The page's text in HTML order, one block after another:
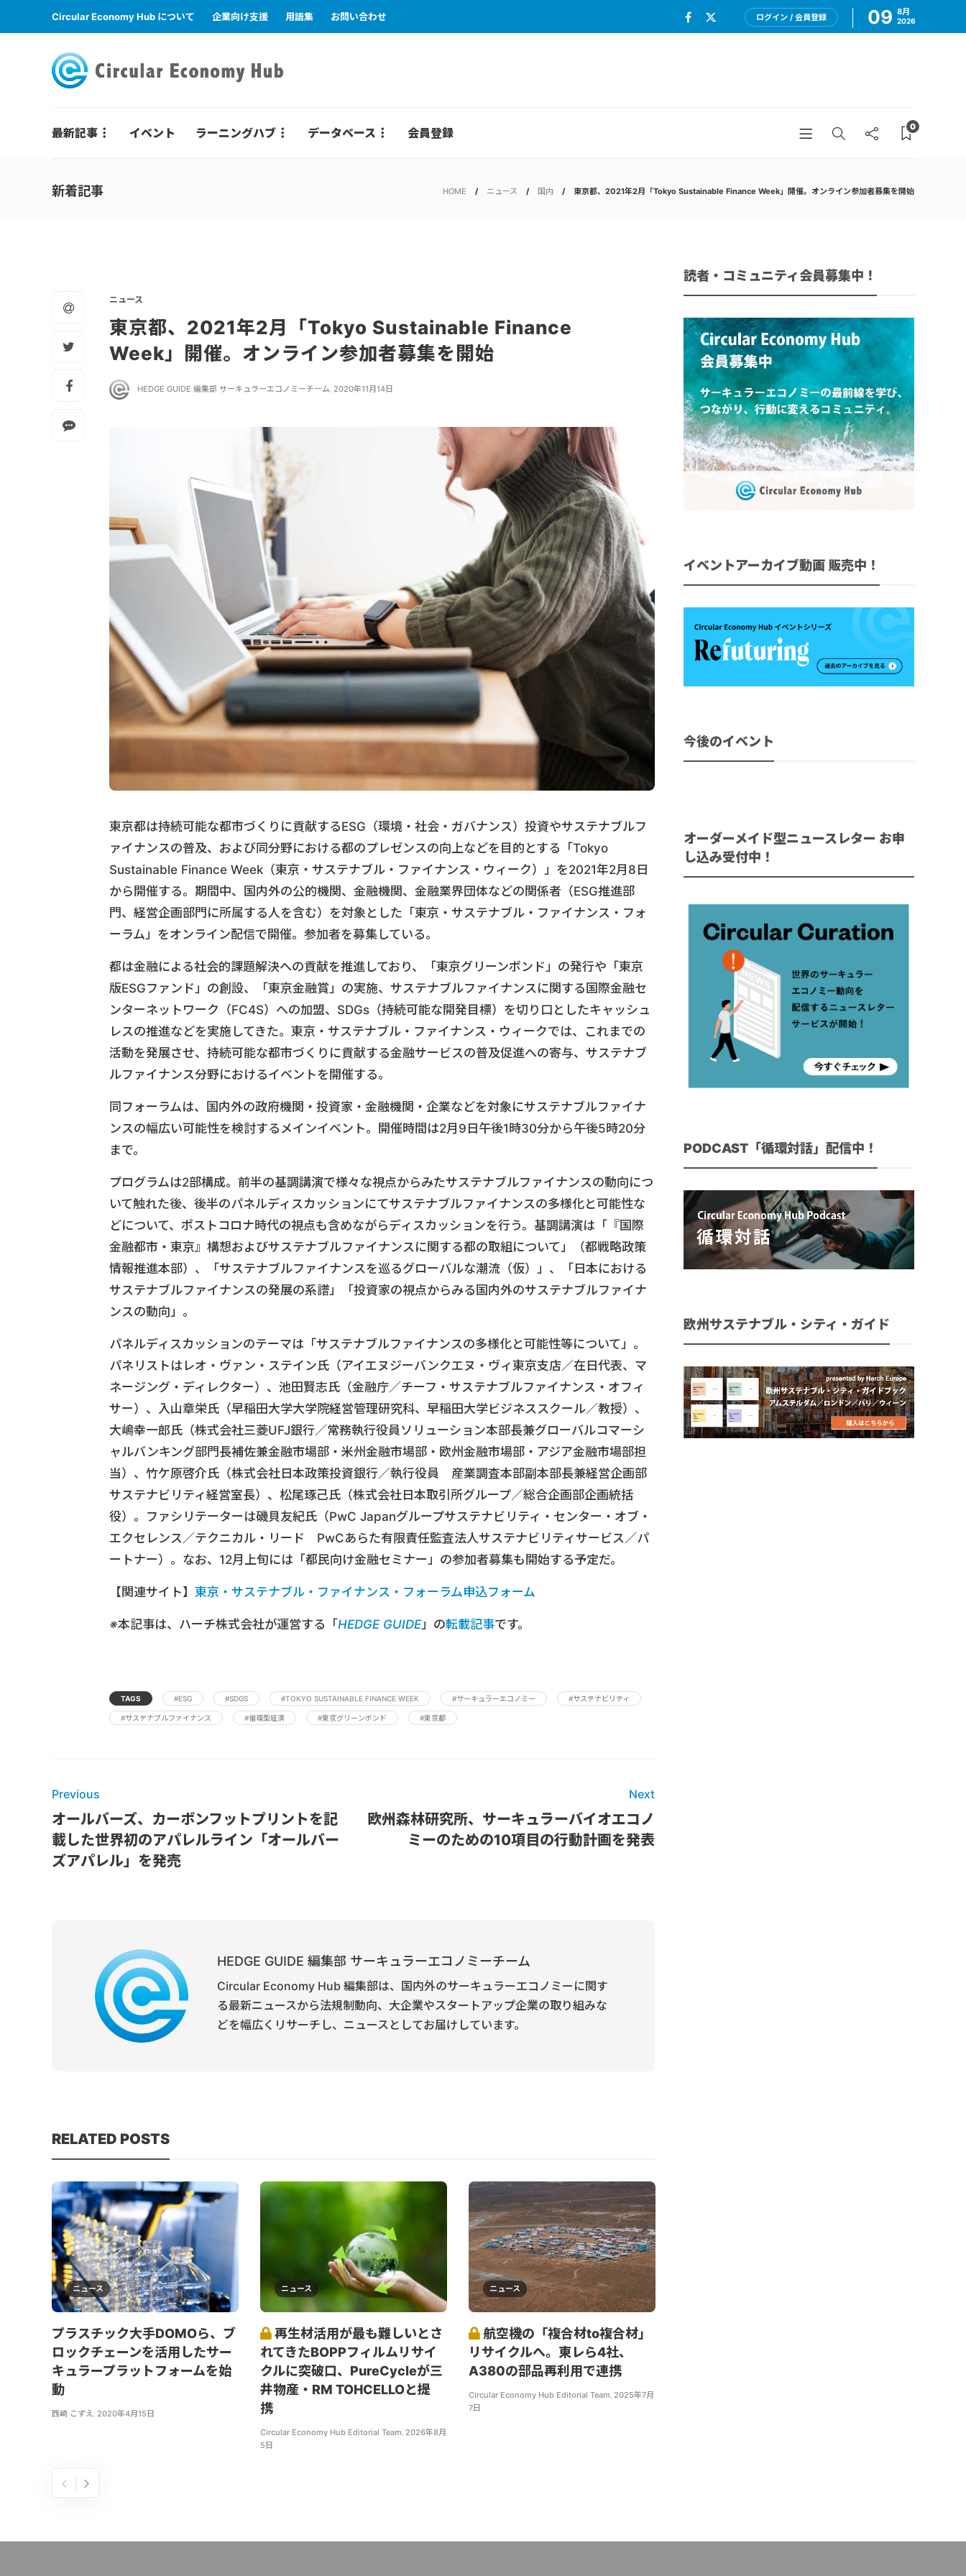
Circular Economy Hub について 企業向け支援 用語集 お問い合わせ ログイン / 会員登録 09 8月
2026
最新記事 イベント ラーニングハブ データベース 会員登録 0
新着記事 HOME ニュース 国内 東京都、2021年2月「Tokyo Sustainable Finance Week」開催。オンライン参加者募集を開始
ニュース
東京都、2021年2月「Tokyo Sustainable Finance
Week」開催。オンライン参加者募集を開始
HEDGE GUIDE 編集部 サーキュラーエコノミーチーム, 2020年11月14日
東京都は持続可能な都市づくりに貢献するESG（環境・社会・ガバナンス）投資やサステナブルフ
ァイナンスの普及、および同分野における都のプレゼンスの向上などを目的とする「Tokyo
Sustainable Finance Week（東京・サステナブル・ファイナンス・ウィーク）」を2021年2月8日
から開催する。期間中、国内外の公的機関、金融機関、金融業界団体などの関係者（ESG推進部
門、経営企画部門に所属する人を含む）を対象とした「東京・サステナブル・ファイナンス・フォ
ーラム」をオンライン配信で開催。参加者を募集している。
都は金融による社会的課題解決への貢献を推進しており、「東京グリーンボンド」の発行や「東京
版ESGファンド」の創設、「東京金融賞」の実施、サステナブルファイナンスに関する国際金融セ
ンターネットワーク（FC4S）への加盟、SDGs（持続可能な開発目標）を切り口としたキャッシュ
レスの推進などを実施してきた。東京・サステナブル・ファイナンス・ウィークでは、これまでの
活動を発展させ、持続可能な都市づくりに貢献する金融サービスの普及促進への寄与、サステナブ
ルファイナンス分野におけるイベントを開催する。
同フォーラムは、国内外の政府機関・投資家・金融機関・企業などを対象にサステナブルファイナ
ンスの幅広い可能性を検討するメインイベント。開催時間は2月9日午後1時30分から午後5時20分
まで。
プログラムは2部構成。前半の基調講演で様々な視点からみたサステナブルファイナンスの動向につ
いて触れた後、後半のパネルディスカッションにてサステナブルファイナンスの多様化と可能性な
どについて、ポストコロナ時代の視点も含めながらディスカッションを行う。基調講演は「『国際
金融都市・東京』構想およびサステナブルファイナンスに関する都の取組について」（都戦略政策
情報推進本部）、「サステナブルファイナンスを巡るグローバルな潮流（仮）」、「日本における
サステナブルファイナンスの発展の系譜」「投資家の視点からみる国内外のサステナブルファイナ
ンスの動向」。
パネルディスカッションのテーマは「サステナブルファイナンスの多様化と可能性等について」。
パネリストはレオ・ヴァン・ステイン氏（アイエヌジーバンクエヌ・ヴィ東京支店／在日代表、マ
ネージング・ディレクター）、池田賢志氏（金融庁／チーフ・サステナブルファイナンス・オフィ
サー）、入山章栄氏（早稲田大学大学院経営管理研究科、早稲田大学ビジネススクール／教授）、
大嶋幸一郎氏（株式会社三菱UFJ銀行／常務執行役員ソリューション本部長兼グローバルコマーシ
ャルバンキング部門長補佐兼金融市場部・米州金融市場部・欧州金融市場部・アジア金融市場部担
当）、竹ケ原啓介氏（株式会社日本政策投資銀行／執行役員 産業調査本部副本部長兼経営企画部
サステナビリティ経営室長）、松尾琢己氏（株式会社日本取引所グループ／総合企画部企画統括
役）。ファシリテーターは磯貝友紀氏（PwC Japanグループサステナビリティ・センター・オブ・
エクセレンス／テクニカル・リード PwCあらた有限責任監査法人サステナビリティサービス／パ
ートナー）。なお、12月上旬には「都民向け金融セミナー」の参加者募集も開始する予定だ。
【関連サイト】 東京・サステナブル・ファイナンス・フォーラム申込フォーム
※本記事は、ハーチ株式会社が運営する「 HEDGE GUIDE」の転載記事です。
TAGS #ESG #SDGS #TOKYO SUSTAINABLE FINANCE WEEK #サーキュラーエコノミー #サステナビリティ
#サステナブルファイナンス #循環型経済 #東京グリーンボンド #東京都
Previous
オールバーズ、カーボンフットプリントを記
載した世界初のアパレルライン「オールバー
ズアパレル」を発売
Next
欧州森林研究所、サーキュラーバイオエコノ
ミーのための10項目の行動計画を発表
HEDGE GUIDE 編集部 サーキュラーエコノミーチーム
Circular Economy Hub 編集部は、国内外のサーキュラーエコノミーに関す
る最新ニュースから法規制動向、大企業やスタートアップ企業の取り組みな
どを幅広くリサーチし、ニュースとしてお届けしています。
RELATED POSTS
ニュース
プラスチック大手DOMOら、ブ
ロックチェーンを活用したサー
キュラープラットフォームを始
動
西崎 こずえ, 2020年4月15日
ニュース
再生材活用が最も難しいとさ
れてきたBOPPフィルムリサイ
クルに突破口、PureCycleが三
井物産・RM TOHCELLOと提
携
Circular Economy Hub Editorial Team, 2026年8月
5日
ニュース
航空機の「複合材to複合材」
リサイクルへ。東レら4社、
A380の部品再利用で連携
Circular Economy Hub Editorial Team, 2025年7月
7日
読者・コミュニティ会員募集中！
イベントアーカイブ動画 販売中！
今後のイベント
オーダーメイド型ニュースレター お申
し込み受付中！
PODCAST「循環対話」配信中！
欧州サステナブル・シティ・ガイド